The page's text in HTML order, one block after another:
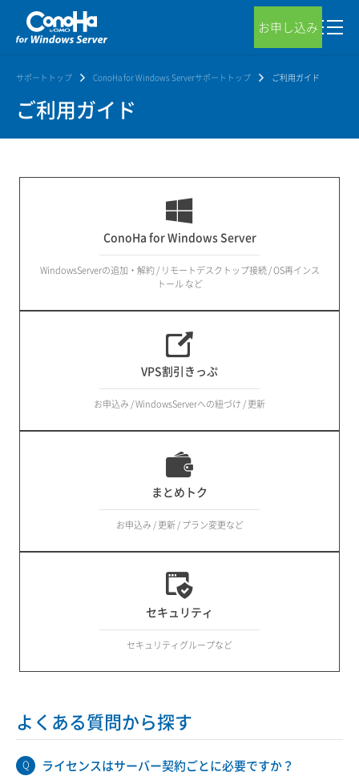
お申し込み
サポートトップ ConoHa for Windows Serverサポートトップ ご利用ガイド
ご利用ガイド
ConoHa for Windows Server
WindowsServerの追加・解約 / リモートデスクトップ接続 / OS再インス
トール など
VPS割引きっぷ
お申込み / WindowsServerへの紐づけ / 更新
まとめトク
お申込み / 更新 / プラン変更など
セキュリティ
セキュリティグループなど
よくある質問から探す
ライセンスはサーバー契約ごとに必要ですか？